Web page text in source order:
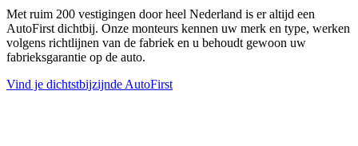
Met ruim 200 vestigingen door heel Nederland is er altijd een
AutoFirst dichtbij. Onze monteurs kennen uw merk en type, werken
volgens richtlijnen van de fabriek en u behoudt gewoon uw
fabrieksgarantie op de auto.
Vind je dichtstbijzijnde AutoFirst